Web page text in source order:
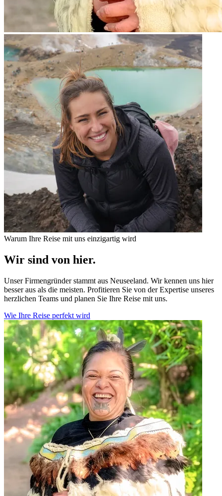
Warum Ihre Reise mit uns einzigartig wird
Wir sind von hier.
Unser Firmengründer stammt aus Neuseeland. Wir kennen uns hier
besser aus als die meisten. Profitieren Sie von der Expertise unseres
herzlichen Teams und planen Sie Ihre Reise mit uns.
Wie Ihre Reise perfekt wird